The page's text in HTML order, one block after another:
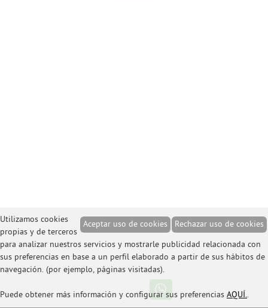
Rechazar uso de cookies
Aceptar uso de cookies
Utilizamos cookies
propias y de terceros
para analizar nuestros servicios y mostrarle publicidad relacionada con
sus preferencias en base a un perfil elaborado a partir de sus hábitos de
navegación. (por ejemplo, páginas visitadas).
Puede obtener más información y configurar sus preferencias AQUÍ..